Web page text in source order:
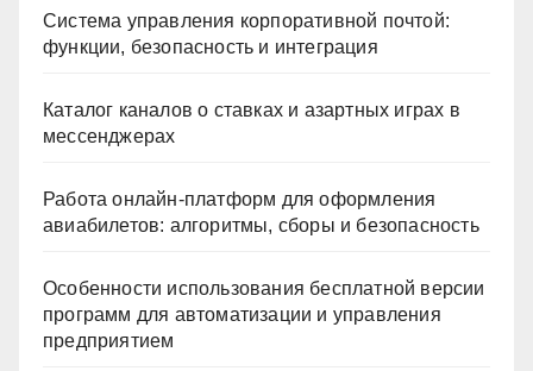
Система управления корпоративной почтой:
функции, безопасность и интеграция
Каталог каналов о ставках и азартных играх в
мессенджерах
Работа онлайн‑платформ для оформления
авиабилетов: алгоритмы, сборы и безопасность
Особенности использования бесплатной версии
программ для автоматизации и управления
предприятием